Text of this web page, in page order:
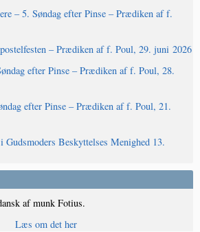
– 5. Søndag efter Pinse – Prædiken af f.
– Prædiken af f. Poul, 29. juni 2026
efter Pinse – Prædiken af f. Poul, 28.
efter Pinse – Prædiken af f. Poul, 21.
Gudsmoders Beskyttelses Menighed 13.
af munk Fotius.
Læs om det her